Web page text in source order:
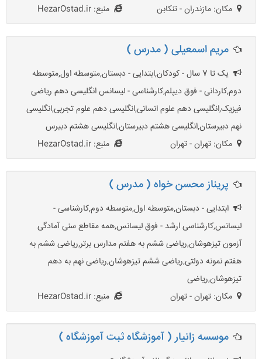
مکان: مازندران - تنکابن
منبع: HezarOstad.ir
مریم اسمعیلی ( مدرس )
یک تا 7 سال - کودکان,ابتدایی - دبستان,متوسطه اول,متوسطه
دوم,کاردانی - فوق دیپلم,کارشناسی - لیسانس انگلیسی دهم ریاضی
فیزیک,انگلیسی دهم علوم انسانی,انگلیسی دهم علوم تجربی,انگلیسی
نهم دبیرستان,انگلیسی هشتم دبیرستان,انگلیسی هشتم دبیرس
مکان: تهران - تهران
منبع: HezarOstad.ir
پریناز محسن خواه ( مدرس )
ابتدایی - دبستان,متوسطه اول,متوسطه دوم,کارشناسی -
لیسانس,کارشناسی ارشد - فوق لیسانس,همه مقاطع سنی آمادگی
آزمون تیزهوشان,ریاضی ششم به هفتم مدارس برتر,ریاضی ششم به
هفتم نمونه دولتی,ریاضی ششم تیزهوشان,ریاضی نهم به دهم
تیزهوشان,ریاضی
مکان: تهران - تهران
منبع: HezarOstad.ir
موسسه زانیار ( آموزشگاه ثبت آموزشگاه )